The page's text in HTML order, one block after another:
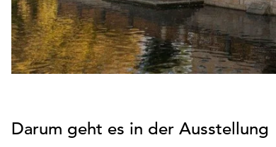
Darum geht es in der Ausstellung